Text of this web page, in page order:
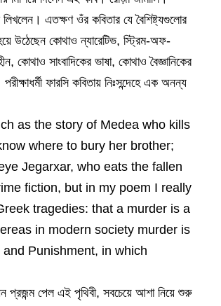
এতক্ষণ ওঁর কবিতার যে বৈশিষ্ট্যগুলোর
উঠেছেন কোথাও ন্যারেটিভ, স্ট্রিম-অফ-
সাংবাদিকের ভাষা, কোথাও বৈজ্ঞানিকের
ফারসি কবিতায় নিঃসন্দেহে এক অনন্য
as the story of Medea who kills
where to bury her brother;
Jegarxar, who eats the fallen
fiction, but in my poem I really
tragedies: that a murder is a
in modern society murder is
Punishment, in which
প্রজন্ম পেল এই পৃথিবী, সবচেয়ে আশা নিয়ে শুরু